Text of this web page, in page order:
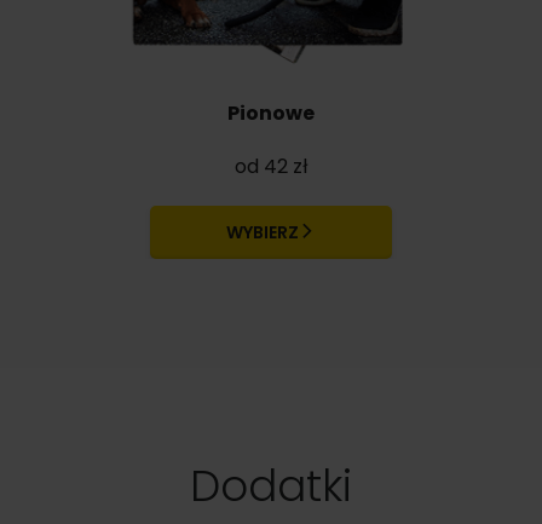
Pionowe
od 42 zł
WYBIERZ
Dodatki